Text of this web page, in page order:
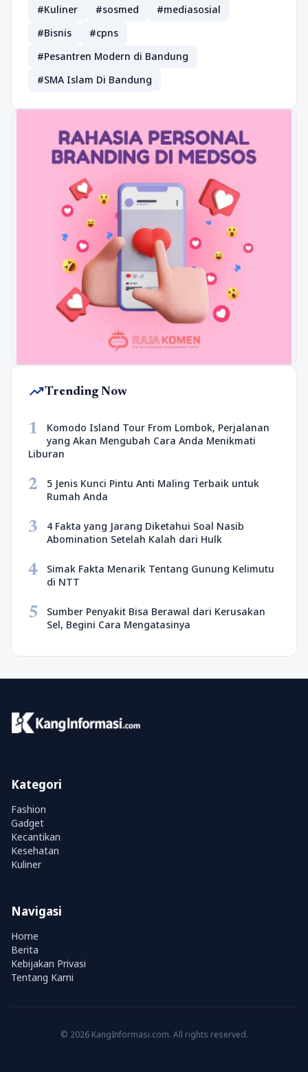
#Kuliner
#sosmed
#mediasosial
#Bisnis
#cpns
#Pesantren Modern di Bandung
#SMA Islam Di Bandung
trending_upTrending Now
1
Komodo Island Tour From Lombok, Perjalanan
yang Akan Mengubah Cara Anda Menikmati
Liburan
2
5 Jenis Kunci Pintu Anti Maling Terbaik untuk
Rumah Anda
3
4 Fakta yang Jarang Diketahui Soal Nasib
Abomination Setelah Kalah dari Hulk
4
Simak Fakta Menarik Tentang Gunung Kelimutu
di NTT
5
Sumber Penyakit Bisa Berawal dari Kerusakan
Sel, Begini Cara Mengatasinya
Kategori
Fashion
Gadget
Kecantikan
Kesehatan
Kuliner
Navigasi
Home
Berita
Kebijakan Privasi
Tentang Kami
© 2026 KangInformasi.com. All rights reserved.